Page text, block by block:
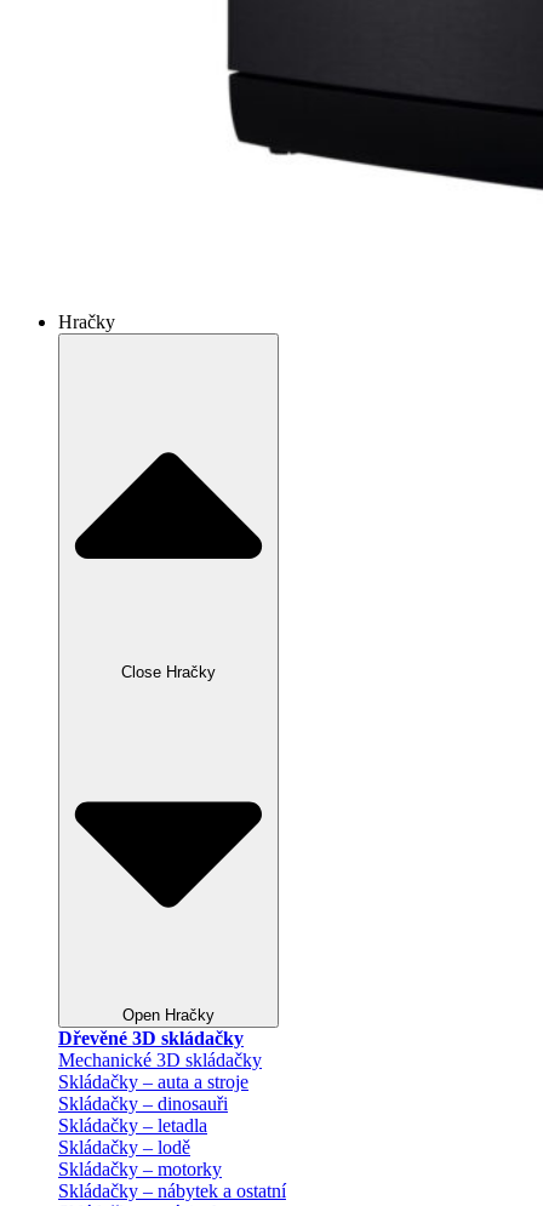
Hračky
Close Hračky
Open Hračky
Dřevěné 3D skládačky
Mechanické 3D skládačky
Skládačky – auta a stroje
Skládačky – dinosauři
Skládačky – letadla
Skládačky – lodě
Skládačky – motorky
Skládačky – nábytek a ostatní